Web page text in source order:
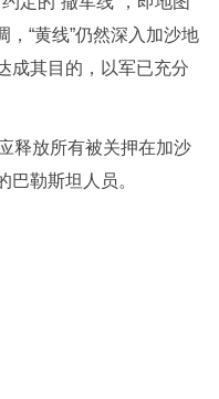
，“黄线”仍然深入加沙地
成其目的，以军已充分
释放所有被关押在加沙
勒斯坦人员。